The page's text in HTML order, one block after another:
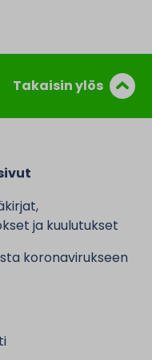
Takaisin ylös
ja kuulutukset
koronavirukseen